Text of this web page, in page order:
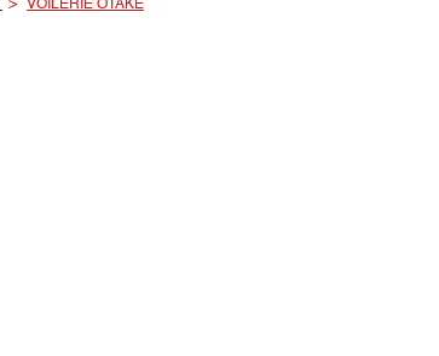
VOILERIE OTAKE